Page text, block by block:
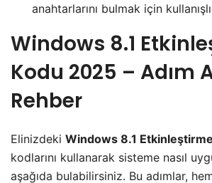
anahtarlarını bulmak için
Windows 8.1
Kodu 2025 – Adım
Rehber
Elinizdeki Windows 8.1
kodlarını kullanarak sisteme nasıl
aşağıda bulabilirsiniz. Bu adımlar,